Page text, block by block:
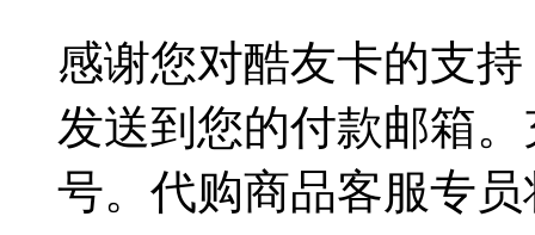
感谢您对酷友卡的支
发送到您的付款邮箱
号。代购商品客服专